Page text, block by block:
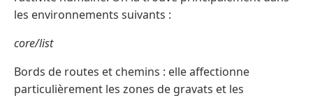
les environnements suivants :
core/list
Bords de routes et chemins : elle affectionne
particulièrement les zones de gravats et les